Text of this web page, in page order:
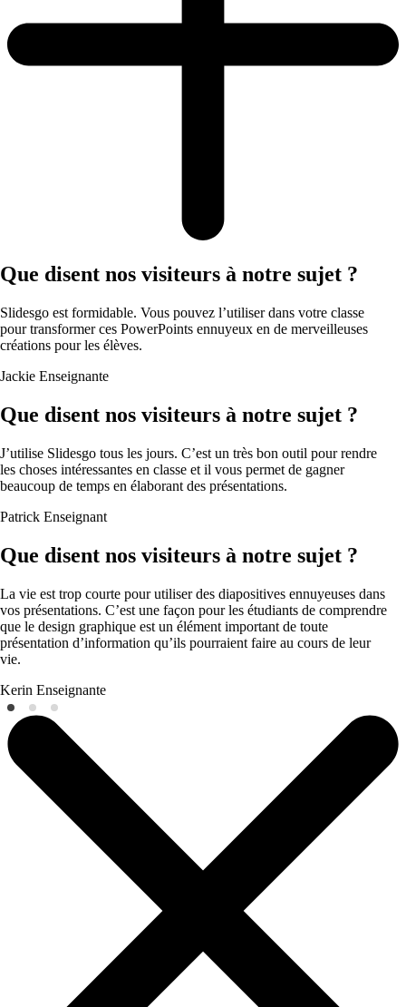
Que disent nos visiteurs à notre sujet ?
Slidesgo est formidable. Vous pouvez l’utiliser dans votre classe
pour transformer ces PowerPoints ennuyeux en de merveilleuses
créations pour les élèves.
Jackie Enseignante
Que disent nos visiteurs à notre sujet ?
J’utilise Slidesgo tous les jours. C’est un très bon outil pour rendre
les choses intéressantes en classe et il vous permet de gagner
beaucoup de temps en élaborant des présentations.
Patrick Enseignant
Que disent nos visiteurs à notre sujet ?
La vie est trop courte pour utiliser des diapositives ennuyeuses dans
vos présentations. C’est une façon pour les étudiants de comprendre
que le design graphique est un élément important de toute
présentation d’information qu’ils pourraient faire au cours de leur
vie.
Kerin Enseignante